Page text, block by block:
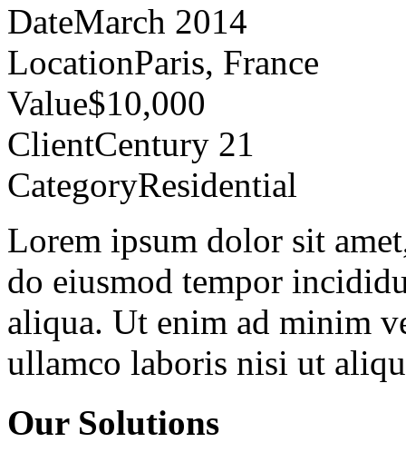
DateMarch 2014
LocationParis, France
Value$10,000
ClientCentury 21
CategoryResidential
Lorem ipsum dolor sit
do eiusmod tempor
aliqua. Ut enim ad minim
ullamco laboris nisi ut
Our Solutions